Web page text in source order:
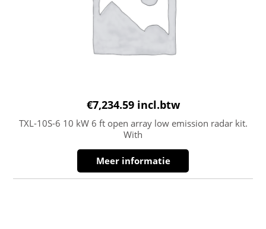
€7,234.59 incl.btw
TXL-10S-6 10 kW 6 ft open array low emission radar kit.
With
Meer informatie